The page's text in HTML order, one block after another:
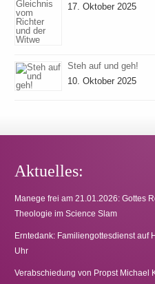
17. Oktober 2025
Steh auf und geh!
10. Oktober 2025
Aktuelles:
Manege frei am 21.01.2026: Gottes
Theologie im Science Slam
Erntedank: Familiengottesdienst auf
Uhr
Verabschiedung von Propst Michael